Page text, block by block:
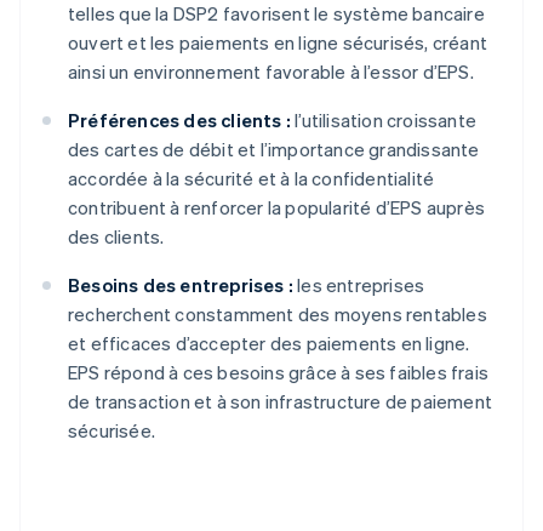
telles que la DSP2 favorisent le système bancaire
ouvert et les paiements en ligne sécurisés, créant
ainsi un environnement favorable à l’essor d’EPS.
Préférences des clients : l’utilisation croissante
des cartes de débit et l’importance grandissante
accordée à la sécurité et à la confidentialité
contribuent à renforcer la popularité d’EPS auprès
des clients.
Besoins des entreprises : les entreprises
recherchent constamment des moyens rentables
et efficaces d’accepter des paiements en ligne.
EPS répond à ces besoins grâce à ses faibles frais
de transaction et à son infrastructure de paiement
sécurisée.